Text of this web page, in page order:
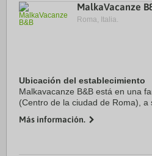
MalkaVacanze
Roma, Italia.
Ubicación del establecimiento
Malkavacanze B&B está en una
(Centro de la ciudad de Roma), a
and breakfast se encuentra a 0,5 ...
Más información.